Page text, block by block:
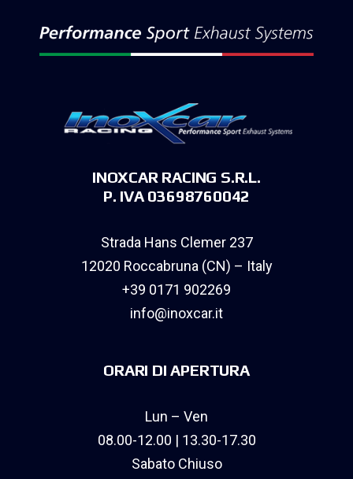
INOXCAR RACING S.R.L.
P. IVA 03698760042
Strada Hans Clemer 237
12020 Roccabruna (CN) – Italy
+39 0171 902269
info@inoxcar.it
ORARI DI APERTURA
Lun – Ven
08.00-12.00 | 13.30-17.30
Sabato Chiuso